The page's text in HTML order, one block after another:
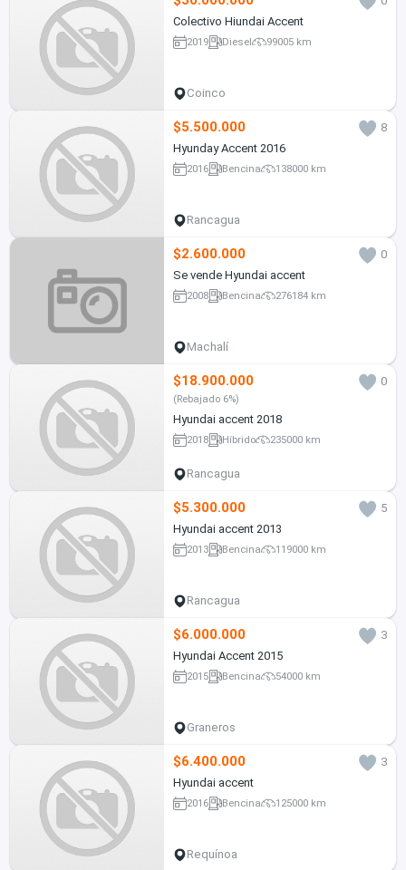
Colectivo Hiundai Accent
2019 Diesel 99005 km
Coinco
$5.500.000
8
Hyunday Accent 2016
2016 Bencina 138000 km
Rancagua
$2.600.000
0
Se vende Hyundai accent
2008 Bencina 276184 km
Machalí
$18.900.000 0
(Rebajado 6%)
Hyundai accent 2018
2018 Híbrido 235000 km
Rancagua
$5.300.000
5
Hyundai accent 2013
2013 Bencina 119000 km
Rancagua
$6.000.000
3
Hyundai Accent 2015
2015 Bencina 54000 km
Graneros
$6.400.000
3
Hyundai accent
2016 Bencina 125000 km
Requínoa